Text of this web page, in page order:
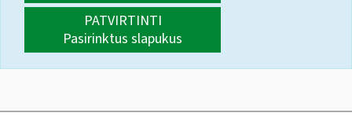
PATVIRTINTI
Pasirinktus slapukus